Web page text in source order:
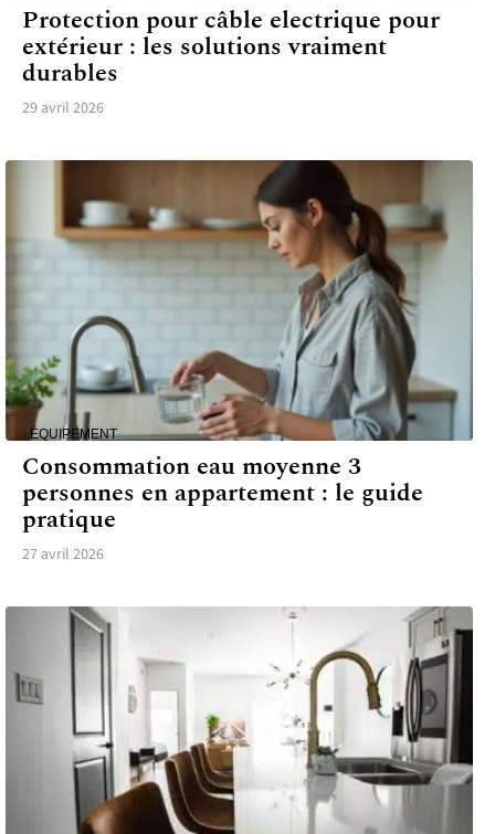
Protection pour câble electrique pour
extérieur : les solutions vraiment
durables
29 avril 2026
ÉQUIPEMENT
Consommation eau moyenne 3
personnes en appartement : le guide
pratique
27 avril 2026